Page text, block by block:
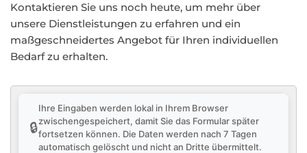
Kontaktieren Sie uns noch heute, um mehr über
unsere Dienstleistungen zu erfahren und ein
maßgeschneidertes Angebot für Ihren individuellen
Bedarf zu erhalten.
🔒
Ihre Eingaben werden lokal in Ihrem Browser
zwischengespeichert, damit Sie das Formular später
fortsetzen können. Die Daten werden nach 7 Tagen
automatisch gelöscht und nicht an Dritte übermittelt.